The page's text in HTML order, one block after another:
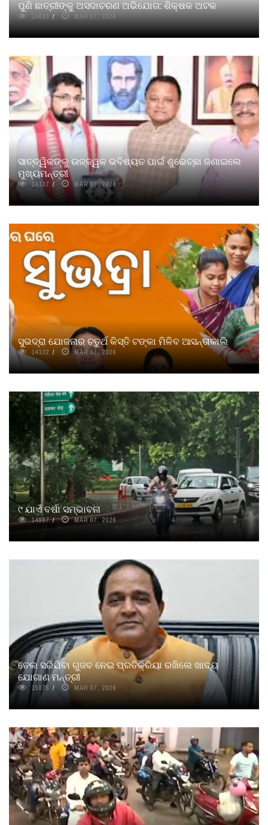
ପୁଣି ଛାତ୍ରୀଙ୍କୁ ଅସଦାଚରଣ ଅଭିଯୋଗ: ଶିକ୍ଷକ ଅଟକ
14693 MAR 07, 2026
ସାତ୍ତ୍ୱିକଙ୍କୁ ଉଜ୍ଜ୍ୱଳ ଭବିଷ୍ୟତ ପାଇଁ ଶୁଭେଚ୍ଛା ଜଣାଇଲେ
ମୁଖ୍ୟମନ୍ତ୍ରୀ
14137 MAR 07, 2026
ସୁଭଦ୍ରା ଯୋଜନାର ଚତୁର୍ଥ କିସ୍ତି ଟଙ୍କା ମିଳିବ ଆସନ୍ତାକାଲି
14132 MAR 07, 2026
୯ ଯାଏଁ ବର୍ଷା ସମ୍ଭାବନା
14997 MAR 07, 2026
ତେଲ ସରିଯିବା ଗୁଜବ ନେଇ ପ୍ରତିକ୍ରିୟା ରଖିଲେ ଖାଦ୍ୟ
ଯୋଗାଣ ମନ୍ତ୍ରୀ
15075 MAR 07, 2026